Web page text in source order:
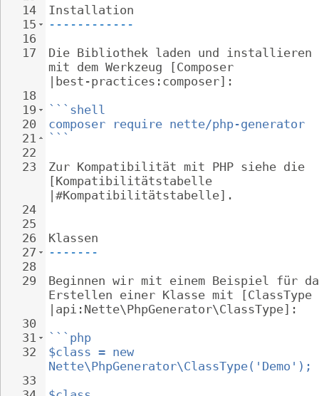
14
15
16
17
18
19
20
21
22
23
24
25
26
27
28
29
30
31
32
33
Installation
------------
Die Bibliothek laden und
mit dem Werkzeug [Composer
|best-practices:composer]:
```shell
composer require nette/php-generator
```
Zur Kompatibilität mit PHP siehe die
[Kompatibilitätstabelle
|#Kompatibilitätstabelle].
Klassen
-------
Beginnen wir mit einem Beispiel für
Erstellen einer Klasse mit [ClassType
|api:Nette\PhpGenerator\ClassType]:
```php
$class = new
Nette\PhpGenerator\ClassType('Demo');